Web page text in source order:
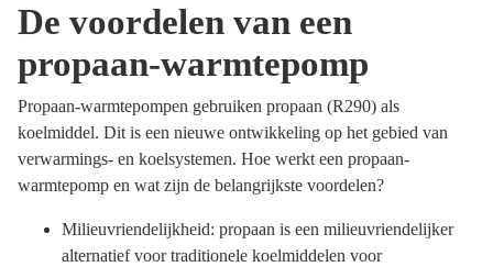
De voordelen van een
propaan-warmtepomp
Propaan-warmtepompen gebruiken propaan (R290) als
koelmiddel. Dit is een nieuwe ontwikkeling op het gebied van
verwarmings- en koelsystemen. Hoe werkt een propaan-
warmtepomp en wat zijn de belangrijkste voordelen?
Milieuvriendelijkheid: propaan is een milieuvriendelijker
alternatief voor traditionele koelmiddelen voor